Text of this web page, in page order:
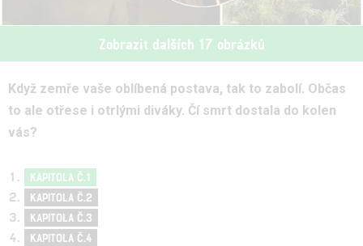
Zobrazit dalších 17 obrázků
Když zemře vaše oblíbená postava, tak to zabolí. Občas
to ale otřese i otrlými diváky. Čí smrt dostala do kolen
vás?
KAPITOLA Č.1
KAPITOLA Č.2
KAPITOLA Č.3
KAPITOLA Č.4